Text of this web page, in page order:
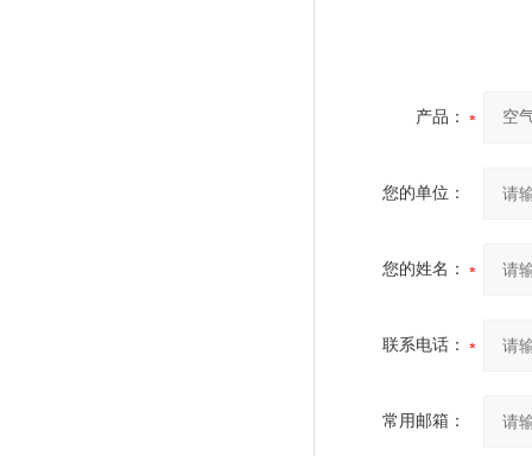
产品：
您的单位：
您的姓名：
联系电话：
常用邮箱：